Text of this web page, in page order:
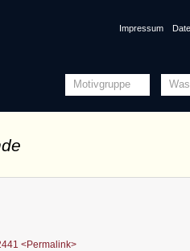
Impressum
<Permalink>